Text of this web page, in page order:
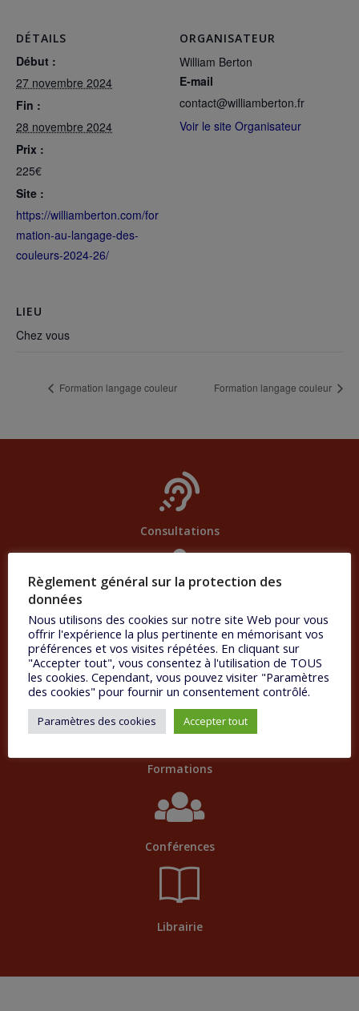
DÉTAILS
Début :
27 novembre 2024
Fin :
28 novembre 2024
Prix :
225€
Site :
https://williamberton.com/for
mation-au-langage-des-
couleurs-2024-26/
ORGANISATEUR
William Berton
E-mail
contact@williamberton.fr
Voir le site Organisateur
LIEU
Chez vous
Formation langage couleur Formation langage couleur
Consultations
Agenda
Formations
Conférences
Librairie
Règlement général sur la protection des
données
Nous utilisons des cookies sur notre site Web pour vous
offrir l'expérience la plus pertinente en mémorisant vos
préférences et vos visites répétées. En cliquant sur
"Accepter tout", vous consentez à l'utilisation de TOUS
les cookies. Cependant, vous pouvez visiter "Paramètres
des cookies" pour fournir un consentement contrôlé.
Paramètres des cookies Accepter tout